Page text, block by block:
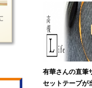
有華さんの直筆
セットテープが